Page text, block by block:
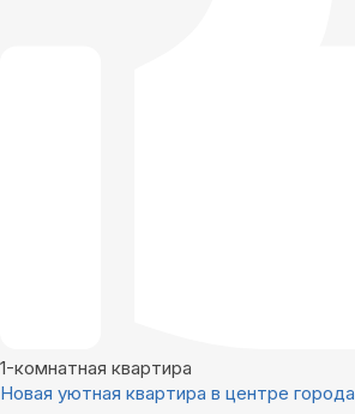
1-комнатная квартира
Новая уютная квартира в центре города